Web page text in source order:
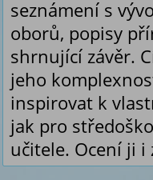
seznámení s
oborů, popisy
shrnující závěr.
jeho
inspirovat k
jak pro
učitele. Ocení ji